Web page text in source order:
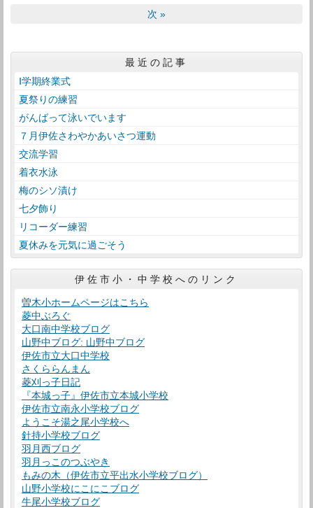
次 »
最近の記事
Ⅰ学期終業式
夏祭りの練習
がんばって泳いでいます
７月伊佐さわやかあいさつ運動
交流学習
着衣水泳
梅のシソ漬け
七夕飾り
リコーダー練習
夏休みを元気に過ごそう
伊佐市小・中学校へのリンク
曽木小ホームページはこちら
菱中ぶろぐ
大口南中学校ブログ
山野中ブログ: 山野中ブログ
伊佐市立大口中学校
さくららんまん
菱刈っ子日記
『本城っ子』伊佐市立本城小学校
伊佐市立南永小学校ブログ
ようこそ湯之尾小学校へ
針持小学校ブログ
羽月西ブログ
羽月っこのつぶやき
もみの木（伊佐市立平出水小学校ブログ）
山野小学校にこにこブログ
牛尾小学校ブログ